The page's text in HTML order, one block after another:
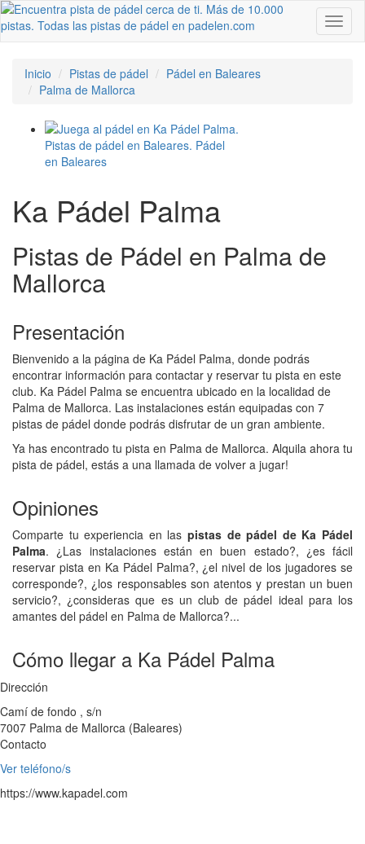
Inicio Pistas de pádel
Pádel en Baleares
Palma de Mallorca
Ka Pádel Palma
Pistas de Pádel en Palma de
Mallorca
Presentación
Bienvenido a la página de Ka Pádel Palma, donde podrás
encontrar información para contactar y reservar tu pista en este
club. Ka Pádel Palma se encuentra ubicado en la localidad de
Palma de Mallorca. Las instalaciones están equipadas con 7
pistas de pádel donde podrás disfrutar de un gran ambiente.
Ya has encontrado tu pista en Palma de Mallorca. Alquila ahora tu
pista de pádel, estás a una llamada de volver a jugar!
Opiniones
Comparte tu experiencia en las pistas de pádel de Ka Pádel
Palma. ¿Las instalaciones están en buen estado?, ¿es fácil
reservar pista en Ka Pádel Palma?, ¿el nivel de los jugadores se
corresponde?, ¿los responsables son atentos y prestan un buen
servicio?, ¿consideras que es un club de pádel ideal para los
amantes del pádel en Palma de Mallorca?...
Cómo llegar a Ka Pádel Palma
Dirección
Camí de fondo , s/n
7007 Palma de Mallorca (Baleares)
Contacto
Ver teléfono/s
https://www.kapadel.com